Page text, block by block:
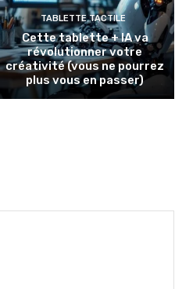
TABLETTE TACTILE
Cette tablette + IA va
révolutionner votre
créativité (vous ne pourrez
plus vous en passer)